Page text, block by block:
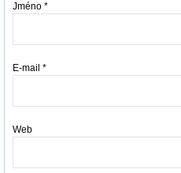
Jméno *
E-mail *
Web